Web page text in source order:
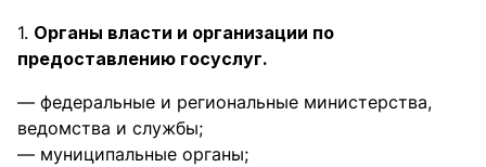
1. Органы власти и организации по
предоставлению госуслуг.
— федеральные и региональные министерства,
ведомства и службы;
— муниципальные органы;